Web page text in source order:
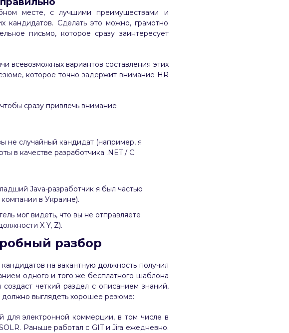
месте, с лучшими преимуществами и
кандидатов. Сделать это можно, грамотно
письмо, которое сразу заинтересует
всевозможных вариантов составления этих
которое точно задержит внимание HR
сразу привлечь внимание
не случайный кандидат (например, я
в качестве разработчика .NET / C
Java-разработчик я был частью
в Украине).
мог видеть, что вы не отправляете
X Y, Z).
разбор
на вакантную должность получил
одного и того же бесплатного шаблона
четкий раздел с описанием знаний,
должно выглядеть хорошее резюме:
для электронной коммерции, в том числе в
Раньше работал с GIT и Jira ежедневно.